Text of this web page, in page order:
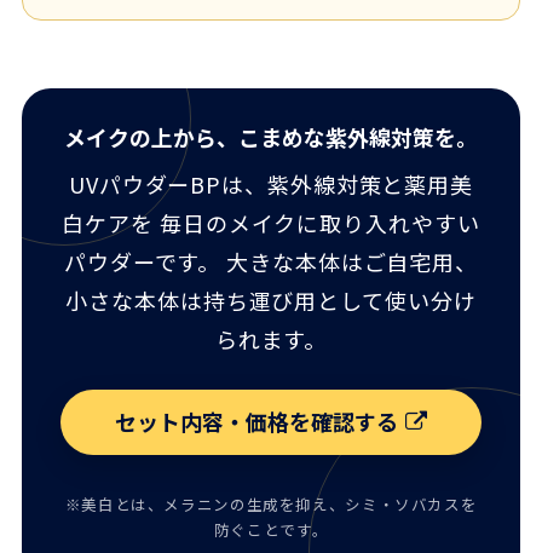
メイクの上から、こまめな紫外線対策を。
UVパウダーBPは、紫外線対策と薬用美
白ケアを 毎日のメイクに取り入れやすい
パウダーです。 大きな本体はご自宅用、
小さな本体は持ち運び用として使い分け
られます。
セット内容・価格を確認する
※美白とは、メラニンの生成を抑え、シミ・ソバカスを
防ぐことです。